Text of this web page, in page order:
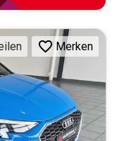
Merken